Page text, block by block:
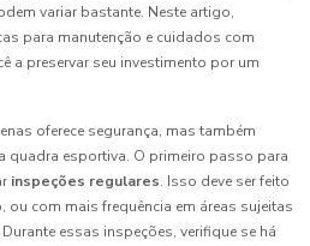
variar bastante. Neste artigo,
para manutenção e cuidados com
a preservar seu investimento por um
oferece segurança, mas também
quadra esportiva. O primeiro passo para
inspeções regulares. Isso deve ser feito
com mais frequência em áreas sujeitas
essas inspeções, verifique se há